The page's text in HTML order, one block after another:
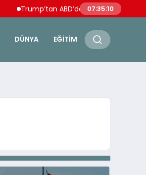
Trump’tan ABD’de doğumla
07:35:11
DÜNYA EĞITIM